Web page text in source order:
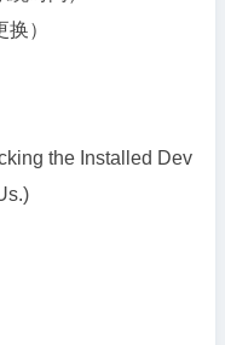
）
the Installed Dev